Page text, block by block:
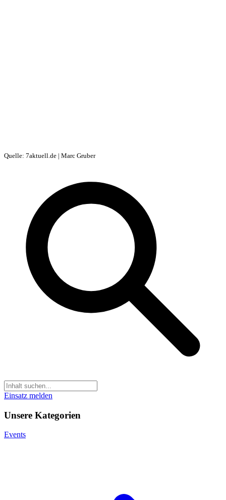
Quelle: 7aktuell.de | Marc Gruber
Einsatz melden
Unsere Kategorien
Events